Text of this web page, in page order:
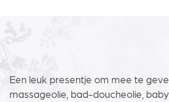
Een leuk presentje om mee te
massageolie, bad-doucheolie,